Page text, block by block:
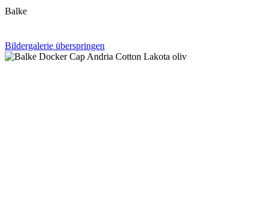
Balke
Bildergalerie überspringen